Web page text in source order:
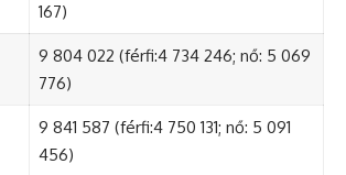
167)
9 804 022 (férfi:4 734 246; nő: 5 069
776)
9 841 587 (férfi:4 750 131; nő: 5 091
456)